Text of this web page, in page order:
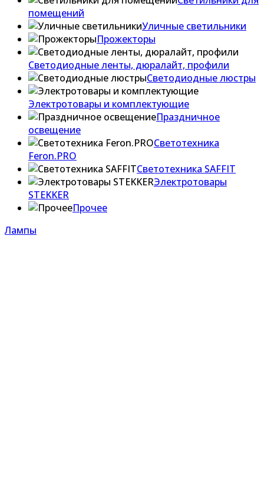
помещений
Уличные светильники
Прожекторы
Светодиодные ленты, дюралайт, профили
Светодиодные люстры
Электротовары и комплектующие
Праздничное
освещение
Светотехника
Feron.PRO
Светотехника SAFFIT
Электротовары
STEKKER
Прочее
Лампы